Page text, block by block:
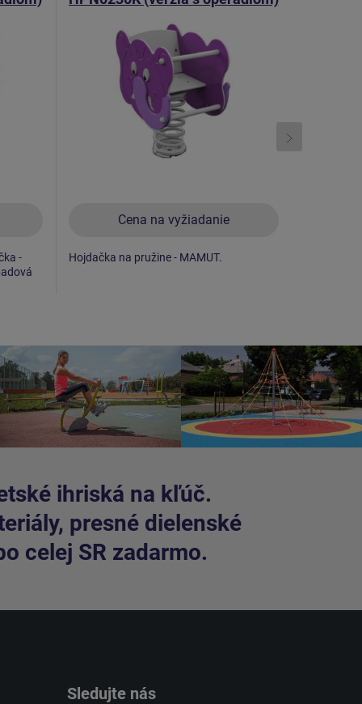
-
Cena na vyžiadanie
Hojdačka na pružine - MAMUT.
ihriská na kľúč.
presné dielenské
celej SR zadarmo.
Sledujte nás